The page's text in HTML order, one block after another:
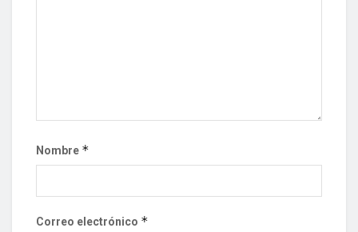
Nombre *
Correo electrónico *